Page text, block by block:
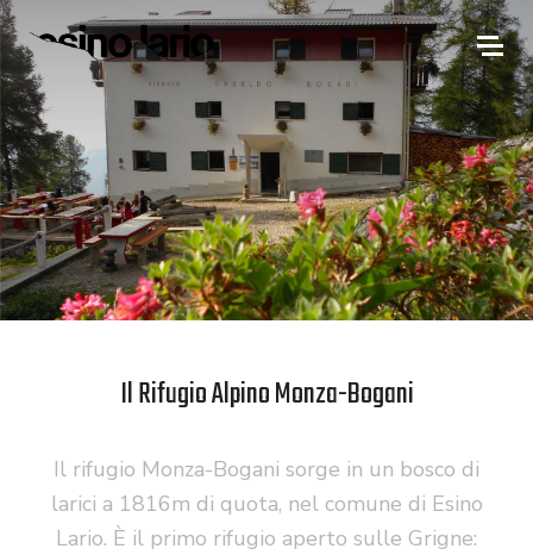
Il Rifugio Alpino Monza-Bogani
Il rifugio Monza-Bogani sorge in un bosco di
larici a 1816m di quota, nel comune di Esino
Lario. È il primo rifugio aperto sulle Grigne: